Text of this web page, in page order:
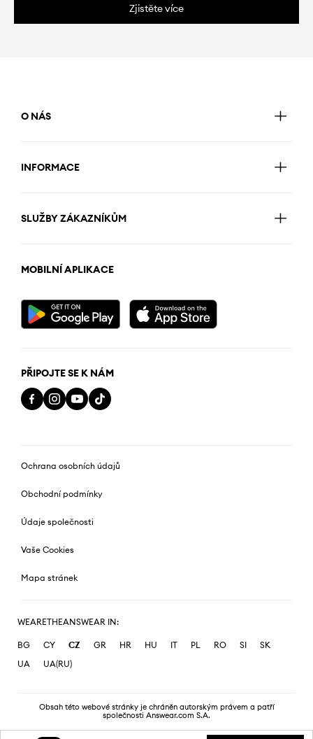
Zjistěte více
O NÁS
INFORMACE
SLUŽBY ZÁKAZNÍKŮM
MOBILNÍ APLIKACE
PŘIPOJTE SE K NÁM
Ochrana osobních údajů
Obchodní podmínky
Údaje společnosti
Vaše Cookies
Mapa stránek
WEARETHEANSWEAR IN:
BG CY CZ GR HR HU IT PL RO SI
SK
UA
UA(RU)
Obsah této webové stránky je chráněn autorským právem a patří
společnosti Answear.com S.A.